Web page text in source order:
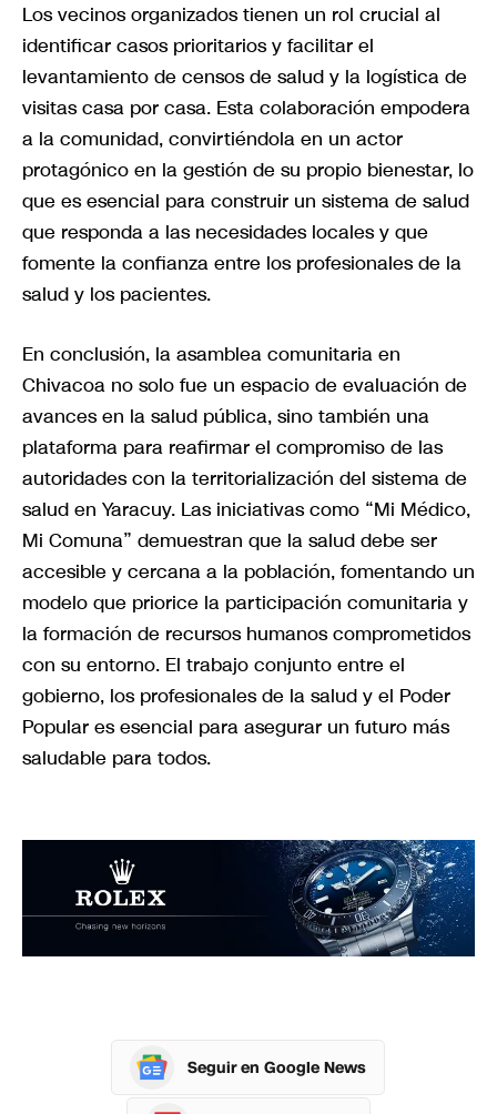
Los vecinos organizados tienen un rol crucial al
identificar casos prioritarios y facilitar el
levantamiento de censos de salud y la logística de
visitas casa por casa. Esta colaboración empodera
a la comunidad, convirtiéndola en un actor
protagónico en la gestión de su propio bienestar, lo
que es esencial para construir un sistema de salud
que responda a las necesidades locales y que
fomente la confianza entre los profesionales de la
salud y los pacientes.
En conclusión, la asamblea comunitaria en
Chivacoa no solo fue un espacio de evaluación de
avances en la salud pública, sino también una
plataforma para reafirmar el compromiso de las
autoridades con la territorialización del sistema de
salud en Yaracuy. Las iniciativas como “Mi Médico,
Mi Comuna” demuestran que la salud debe ser
accesible y cercana a la población, fomentando un
modelo que priorice la participación comunitaria y
la formación de recursos humanos comprometidos
con su entorno. El trabajo conjunto entre el
gobierno, los profesionales de la salud y el Poder
Popular es esencial para asegurar un futuro más
saludable para todos.
Seguir en Google News